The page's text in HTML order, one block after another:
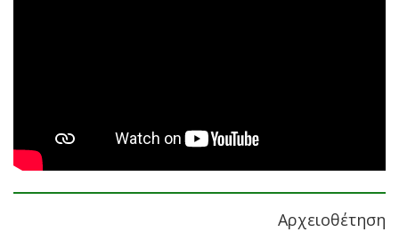
Αρχειοθέτηση